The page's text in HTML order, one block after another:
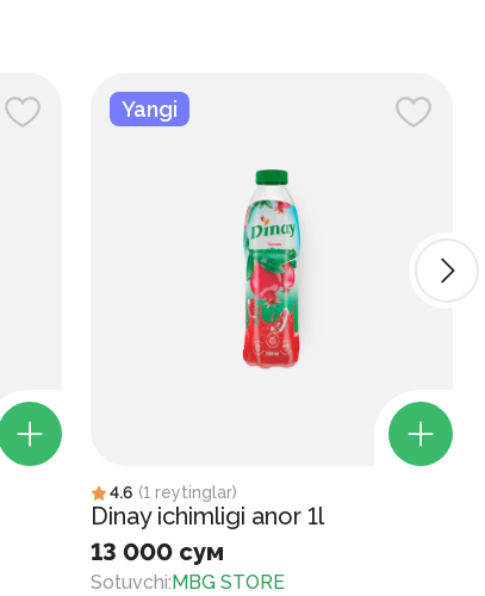
Yangi
4.6 (1 reytinglar)
Dinay ichimligi anor 1l
13 000 сум
Sotuvchi:MBG STORE